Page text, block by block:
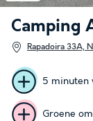
Camping
Rapadoira 33A,
5 minuten
Groene